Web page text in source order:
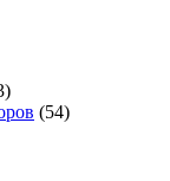
(54)